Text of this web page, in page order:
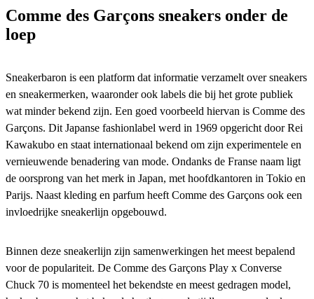
Comme des Garçons sneakers onder de
loep
Sneakerbaron is een platform dat informatie verzamelt over sneakers
en sneakermerken, waaronder ook labels die bij het grote publiek
wat minder bekend zijn. Een goed voorbeeld hiervan is Comme des
Garçons. Dit Japanse fashionlabel werd in 1969 opgericht door Rei
Kawakubo en staat internationaal bekend om zijn experimentele en
vernieuwende benadering van mode. Ondanks de Franse naam ligt
de oorsprong van het merk in Japan, met hoofdkantoren in Tokio en
Parijs. Naast kleding en parfum heeft Comme des Garçons ook een
invloedrijke sneakerlijn opgebouwd.
Binnen deze sneakerlijn zijn samenwerkingen het meest bepalend
voor de populariteit. De Comme des Garçons Play x Converse
Chuck 70 is momenteel het bekendste en meest gedragen model,